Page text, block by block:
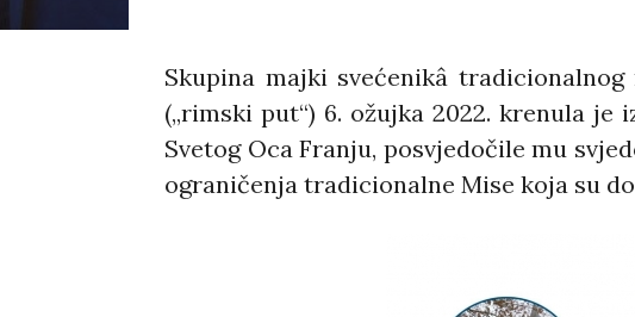
Skupina majki svećenikâ
(„rimski put“) 6. ožujka 2022. krenula
Svetog Oca Franju, posvjedočile mu
ograničenja tradicionalne Mise koja su